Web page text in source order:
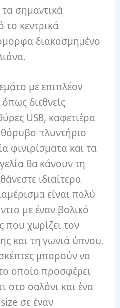
σημαντικά
το κεντρικά
διακοσμημένο
με επιπλέον
όπως διεθνείς
USB, καφετιέρα
πλυντήριο
φινιρίσματα και τα
θα κάνουν τη
ιδιαίτερα
είναι πολύ
με έναν βολικό
που χωρίζει τον
και τη γωνιά ύπνου.
μπορούν να
οποίο προσφέρει
στο σαλόνι και ένα
σε έναν